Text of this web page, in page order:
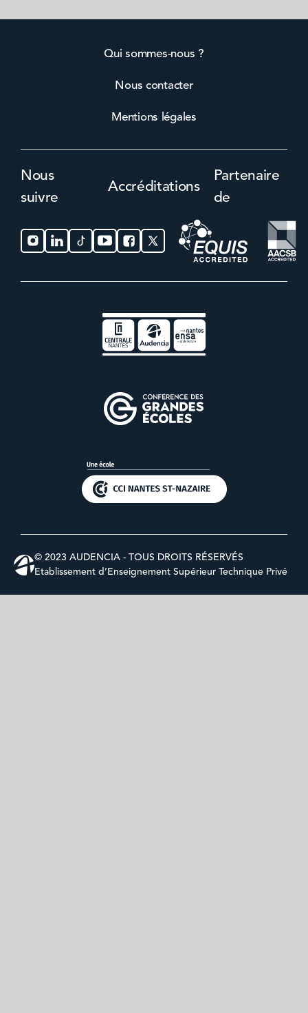
Qui sommes-nous ?
Nous contacter
Mentions légales
Nous
suivre
Accréditations
Partenaire
de
© 2023 AUDENCIA - TOUS DROITS RÉSERVÉS
Etablissement d’Enseignement Supérieur Technique Privé